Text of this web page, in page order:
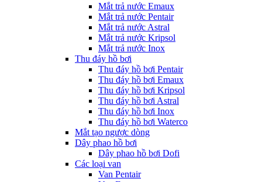
Mắt trả nước Emaux
Mắt trả nước Pentair
Mắt trả nước Astral
Mắt trả nước Kripsol
Mắt trả nước Inox
Thu đáy hồ bơi
Thu đáy hồ bơi Pentair
Thu đáy hồ bơi Emaux
Thu đáy hồ bơi Kripsol
Thu đáy hồ bơi Astral
Thu đáy hồ bơi Inox
Thu đáy hồ bơi Waterco
Mắt tạo ngược dòng
Dây phao hồ bơi
Dây phao hồ bơi Dofi
Các loại van
Van Pentair